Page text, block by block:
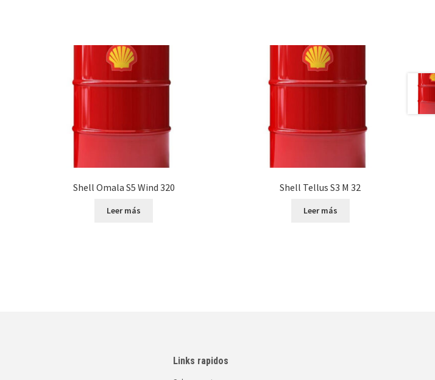
Shell Omala S5 Wind 320
Leer más
Shell Tellus S3 M 32
Leer más
Links rapidos